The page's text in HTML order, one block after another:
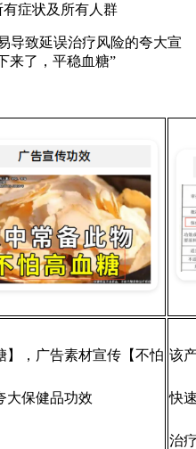
症状及所有人群
导致延误治疗风险的夸大宣
来了，平稳血糖”
】，广告素材宣传【不怕
大保健品功效
该
快
治